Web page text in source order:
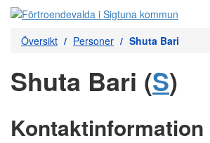
Översikt Personer Shuta Bari
Shuta Bari (S)
Kontaktinformation